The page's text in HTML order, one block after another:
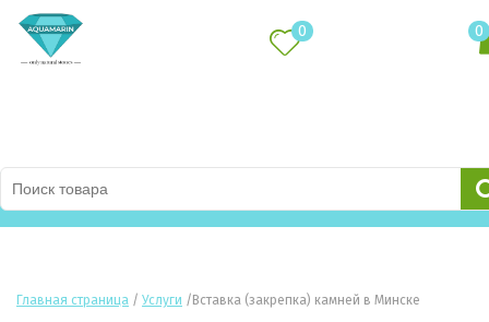
0 0
Каталог товаров
Главная страница / Услуги / Вставка (закрепка) камней в Минске